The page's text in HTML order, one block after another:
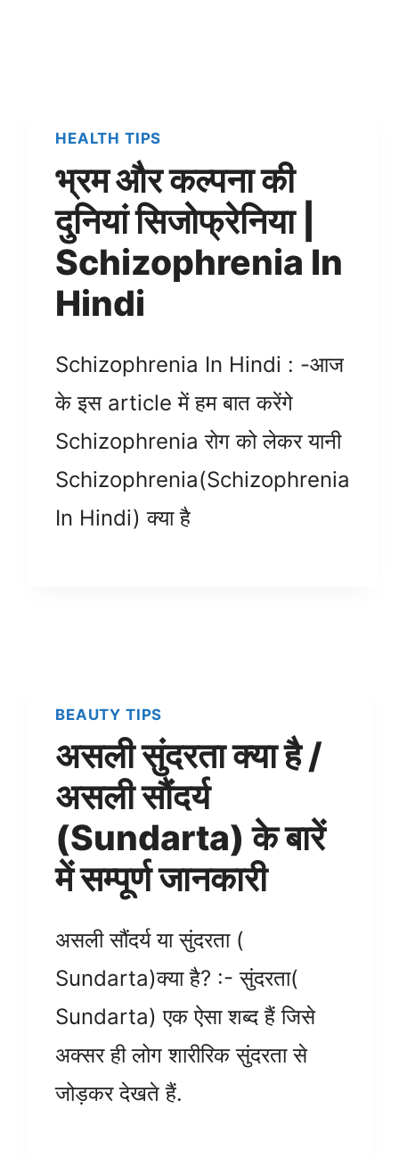
HEALTH TIPS
भ्रम और कल्पना की
दुनियां सिजोफ्रेनिया |
Schizophrenia In
Hindi
Schizophrenia In Hindi : -आज
के इस article में हम बात करेंगे
Schizophrenia रोग को लेकर यानी
Schizophrenia(Schizophrenia
In Hindi) क्या है
BEAUTY TIPS
असली सुंदरता क्या है /
असली सौंदर्य
(Sundarta) के बारें
में सम्पूर्ण जानकारी
असली सौंदर्य या सुंदरता (
Sundarta)क्या है? :- सुंदरता(
Sundarta) एक ऐसा शब्द हैं जिसे
अक्सर ही लोग शारीरिक सुंदरता से
जोड़कर देखते हैं.